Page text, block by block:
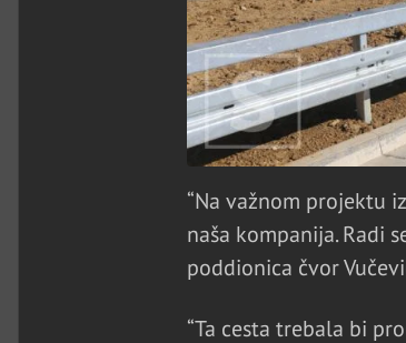
“Na važnom projektu
naša kompanija. Radi
poddionica čvor
“Ta cesta trebala bi